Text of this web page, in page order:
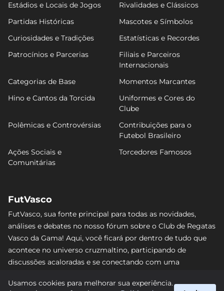
Estádios e Locais de Jogos
Rivalidades e Clássicos
Partidas Históricas
Mascotes e Símbolos
Curiosidades e Tradições
Estatísticas e Recordes
Patrocínios e Parcerias
Filiais e Parceiros
Internacionais
Categorias de Base
Momentos Marcantes
Hino e Cantos da Torcida
Uniformes e Cores do
Clube
Polêmicas e Controvérsias
Contribuições para o
Futebol Brasileiro
Ações Sociais e
Comunitárias
Torcedores Famosos
FutVasco
FutVasco, sua fonte principal para todas as novidades,
análises e debates no nosso fórum sobre o Club de Regatas
Vasco da Gama! Aqui, você ficará por dentro de tudo que
acontece no universo cruzmaltino, participando de
discussões acaloradas e se conectando com uma
nenhum lance e acompanhe de perto o caminho do Vasco
Usamos cookies para melhorar sua experiência.